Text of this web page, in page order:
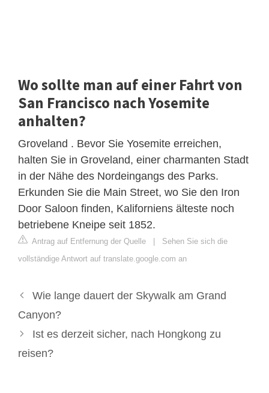
Wo sollte man auf einer Fahrt von
San Francisco nach Yosemite
anhalten?
Groveland . Bevor Sie Yosemite erreichen,
halten Sie in Groveland, einer charmanten Stadt
in der Nähe des Nordeingangs des Parks.
Erkunden Sie die Main Street, wo Sie den Iron
Door Saloon finden, Kaliforniens älteste noch
betriebene Kneipe seit 1852.
Antrag auf Entfernung der Quelle | Sehen Sie sich die
vollständige Antwort auf translate.google.com an
Wie lange dauert der Skywalk am Grand
Canyon?
Ist es derzeit sicher, nach Hongkong zu
reisen?